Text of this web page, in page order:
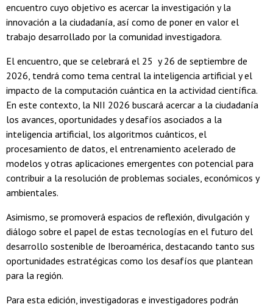
encuentro cuyo objetivo es acercar la investigación y la
innovación a la ciudadanía, así como de poner en valor el
trabajo desarrollado por la comunidad investigadora.
El encuentro, que se celebrará el 25 y 26 de septiembre de
2026, tendrá como tema central la inteligencia artificial y el
impacto de la computación cuántica en la actividad científica.
En este contexto, la NII 2026 buscará acercar a la ciudadanía
los avances, oportunidades y desafíos asociados a la
inteligencia artificial, los algoritmos cuánticos, el
procesamiento de datos, el entrenamiento acelerado de
modelos y otras aplicaciones emergentes con potencial para
contribuir a la resolución de problemas sociales, económicos y
ambientales.
Asimismo, se promoverá espacios de reflexión, divulgación y
diálogo sobre el papel de estas tecnologías en el futuro del
desarrollo sostenible de Iberoamérica, destacando tanto sus
oportunidades estratégicas como los desafíos que plantean
para la región.
Para esta edición, investigadoras e investigadores podrán